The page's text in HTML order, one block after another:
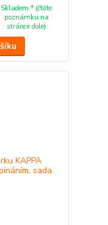
Skladem * (čtěte
poznámku na
stránce dole)